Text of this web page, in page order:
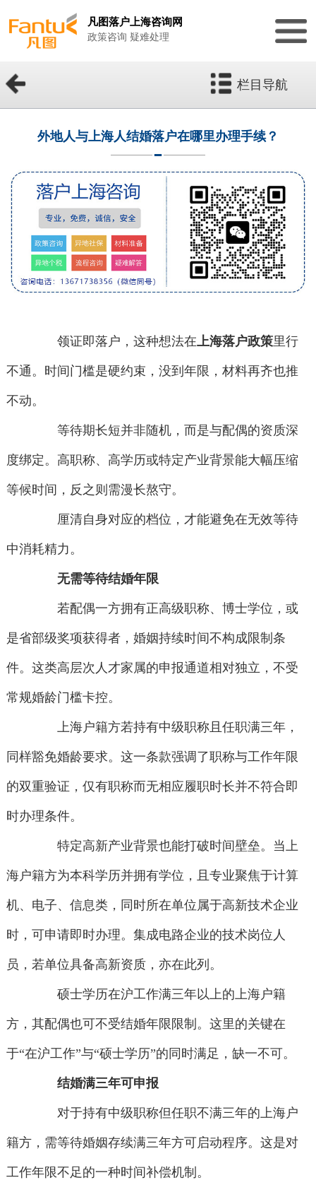
凡图落户上海咨询网
政策咨询 疑难处理
栏目导航
外地人与上海人结婚落户在哪里办理手续？
领证即落户，这种想法在上海落户政策里行
不通。时间门槛是硬约束，没到年限，材料再齐也推
不动。
等待期长短并非随机，而是与配偶的资质深
度绑定。高职称、高学历或特定产业背景能大幅压缩
等候时间，反之则需漫长熬守。
厘清自身对应的档位，才能避免在无效等待
中消耗精力。
无需等待结婚年限
若配偶一方拥有正高级职称、博士学位，或
是省部级奖项获得者，婚姻持续时间不构成限制条
件。这类高层次人才家属的申报通道相对独立，不受
常规婚龄门槛卡控。
上海户籍方若持有中级职称且任职满三年，
同样豁免婚龄要求。这一条款强调了职称与工作年限
的双重验证，仅有职称而无相应履职时长并不符合即
时办理条件。
特定高新产业背景也能打破时间壁垒。当上
海户籍方为本科学历并拥有学位，且专业聚焦于计算
机、电子、信息类，同时所在单位属于高新技术企业
时，可申请即时办理。集成电路企业的技术岗位人
员，若单位具备高新资质，亦在此列。
硕士学历在沪工作满三年以上的上海户籍
方，其配偶也可不受结婚年限限制。这里的关键在
于“在沪工作”与“硕士学历”的同时满足，缺一不可。
结婚满三年可申报
对于持有中级职称但任职不满三年的上海户
籍方，需等待婚姻存续满三年方可启动程序。这是对
工作年限不足的一种时间补偿机制。